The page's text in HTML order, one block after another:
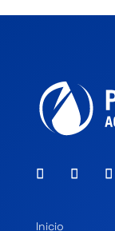
Inicio